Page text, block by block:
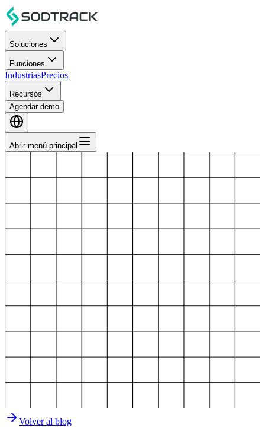
Soluciones
Funciones
IndustriasPrecios
Recursos
Agendar demo
Abrir menú principal
Volver al blog